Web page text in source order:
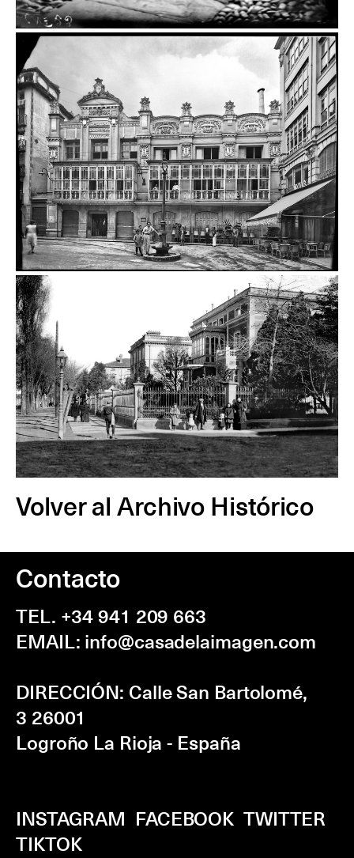
Volver al Archivo Histórico
Contacto
TEL. +34 941 209 663
EMAIL: info@casadelaimagen.com
DIRECCIÓN: Calle San Bartolomé,
3 26001
Logroño La Rioja - España
INSTAGRAM FACEBOOK TWITTER
TIKTOK